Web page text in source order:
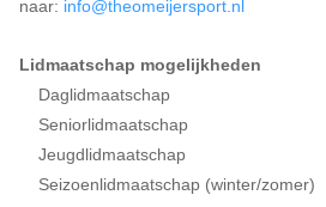
naar: info@theomeijersport.nl
Lidmaatschap mogelijkheden
Daglidmaatschap
Seniorlidmaatschap
Jeugdlidmaatschap
Seizoenlidmaatschap (winter/zomer)